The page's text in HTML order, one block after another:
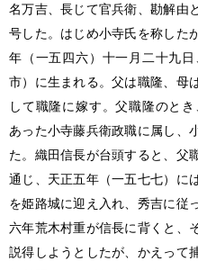
名万吉、長じて官兵衛、勘解由
号した。はじめ小寺氏を称した
年（一五四六）十一月二十九
市）に生まれる。父は職隆、母
して職隆に嫁す。父職隆のと
あった小寺藤兵衛政職に属し、
た。織田信長が台頭すると、父
通じ、天正五年（一五七七）に
を姫路城に迎え入れ、秀吉に従
六年荒木村重が信長に背くと、
説得しようとしたが、かえって